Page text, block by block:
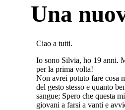
Una
Ciao a tutti.
Io sono Silvia, ho 19 anni.
per la prima volta!
Non avrei potuto fare cosa
del gesto stesso e quanto
sangue; Spero che questa
giovani a farsi a vanti e